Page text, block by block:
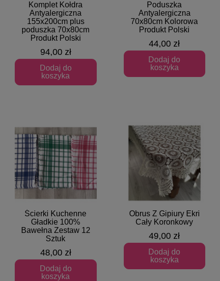
Szybki podgląd
Komplet Kołdra
Antyalergiczna
155x200cm plus
poduszka 70x80cm
Produkt Polski
94,00 zł
Dodaj do
koszyka
Szybki podgląd
Poduszka
Antyalergiczna
70x80cm Kolorowa
Produkt Polski
44,00 zł
Dodaj do
koszyka
Szybki podgląd
Ścierki Kuchenne
Gładkie 100%
Bawełna Zestaw 12
Sztuk
48,00 zł
Dodaj do
koszyka
Szybki podgląd
Obrus Z Gipiury Ekri
Cały Koronkowy
49,00 zł
Dodaj do
koszyka